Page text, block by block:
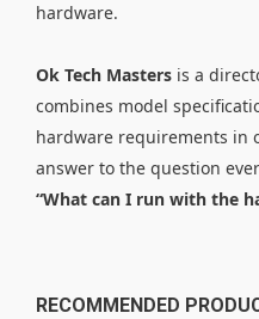
hardware.
Ok Tech Masters is a
combines model
hardware requirements in
answer to the question
“What can I run with the
RECOMMENDED